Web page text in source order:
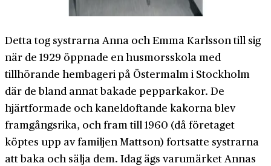
Detta tog systrarna Anna och Emma Karlsson till sig
när de 1929 öppnade en husmorsskola med
tillhörande hembageri på Östermalm i Stockholm
där de bland annat bakade pepparkakor. De
hjärtformade och kaneldoftande kakorna blev
framgångsrika, och fram till 1960 (då företaget
köptes upp av familjen Mattson) fortsatte systrarna
att baka och sälja dem. Idag ägs varumärket Annas